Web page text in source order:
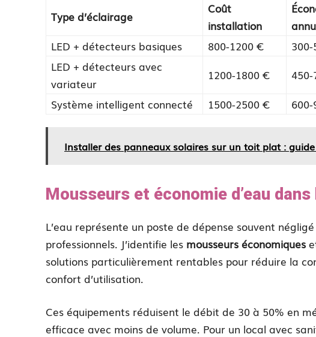
Type d’éclairage
Coût
installation
LED + détecteurs basiques
800-1200 €
LED + détecteurs avec
variateur
1200-1800 €
Système intelligent connecté
1500-2500 €
Installer des panneaux solaires sur un toit plat :
Mousseurs et économie d’eau
L’eau représente un poste de dépense souvent
professionnels. J’identifie les mousseurs économiques
solutions particulièrement rentables pour réduire la
confort d’utilisation.
Ces équipements réduisent le débit de 30 à 50% en
efficace avec moins de volume. Pour un local avec